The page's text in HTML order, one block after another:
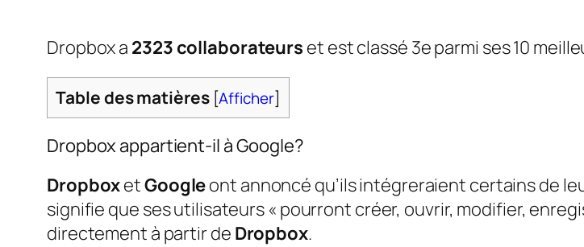
Dropbox a 2323 collaborateurs et est classé 3e parmi ses 10
Table des matières [Afficher]
Dropbox appartient-il à Google?
DropboxetGoogleont annoncé qu’ils intégreraient certains de
signifie que ses utilisateurs « pourront créer, ouvrir, modifier,
directement à partir de Dropbox.